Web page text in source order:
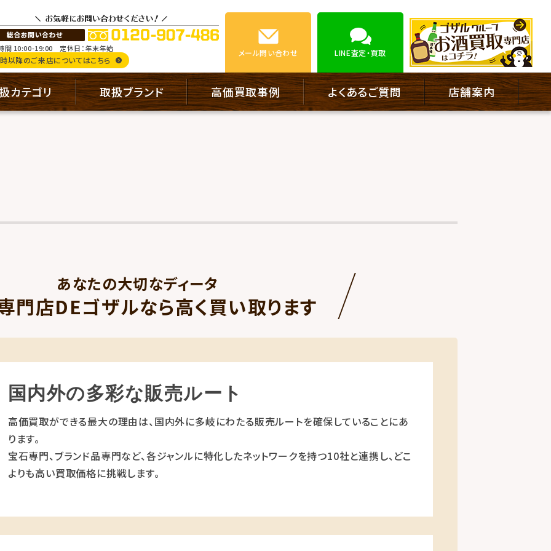
間 10:00-19:00 定休日：年末年始
以降のご来店についてはこちら
メール問い合わせ LINE査定・買取
カテゴリ 取扱ブランド 高価買取事例 よくあるご質問 店舗案内
あなたの大切なディータ
門店DEゴザルなら高く買い取ります
国内外の多彩な販売ルート
高価買取ができる最大の理由は、国内外に多岐にわたる販売ルートを確保していることにあ
ります。
宝石専門、ブランド品専門など、各ジャンルに特化したネットワークを持つ10社と連携し、どこ
よりも高い買取価格に挑戦します。